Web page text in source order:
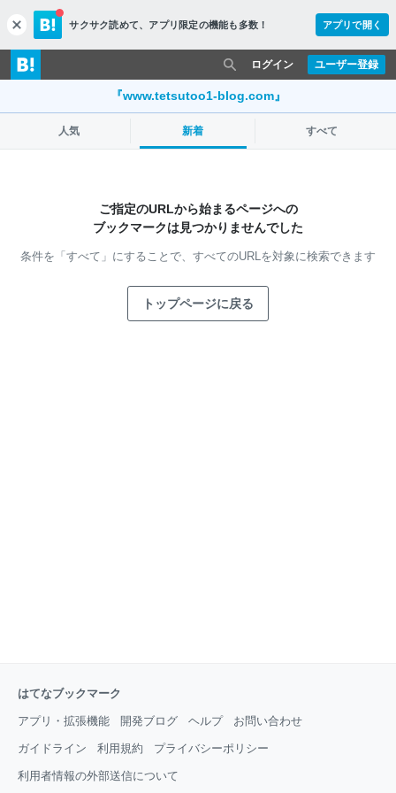
c
l
o
s
サクサク読めて、 アプリ限定の機能も多数！ アプリで開く
ユーザー登録
ログイン
『www.tetsutoo1-blog.com』
人気 新着 すべて
ご指定のURLから始まるページへの
ブックマークは見つかりませんでした
条件を「すべて」にすることで、 すべてのURLを対象に検索できます
トップページに戻る
はてなブックマーク
アプリ・拡張機能 開発ブログ ヘルプ お問い合わせ
ガイドライン 利用規約 プライバシーポリシー
利用者情報の外部送信について